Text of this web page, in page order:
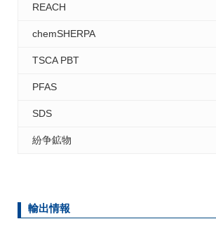
REACH
chemSHERPA
TSCA PBT
PFAS
SDS
紛争鉱物
輸出情報